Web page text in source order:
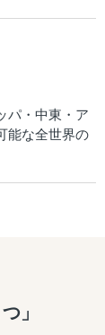
パ・中東・ア
能な全世界の
」